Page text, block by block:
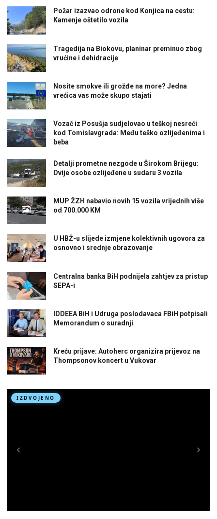
Požar izazvao odrone kod Konjica na cestu:
Kamenje oštetilo vozila
Tragedija na Biokovu, planinar preminuo zbog
vrućine i dehidracije
Nosite smokve ili grožđe na more? Jedna
vrećica vas može skupo stajati
Vozač iz Posušja sudjelovao u teškoj nesreći
kod Tomislavgrada: Među teško ozlijeđenima i
beba
Detalji prometne nezgode u Širokom Brijegu:
Dvije osobe ozlijeđene u sudaru 3 vozila
MUP ŽZH nabavio novih 15 vozila vrijednih više
od 700.000 KM
U HBŽ-u slijede izmjene kolektivnih ugovora za
osnovno i srednje obrazovanje
Centralna banka BiH podnijela zahtjev za pristup
SEPA-i
IDDEEA BiH i Udruga poslodavaca FBiH potpisali
Memorandum o suradnji
Kreću prijave: Autoherc organizira prijevoz na
Thompsonov koncert u Vukovar